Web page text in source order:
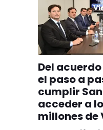
Del
el paso a
cumplir
acceder a
millones de